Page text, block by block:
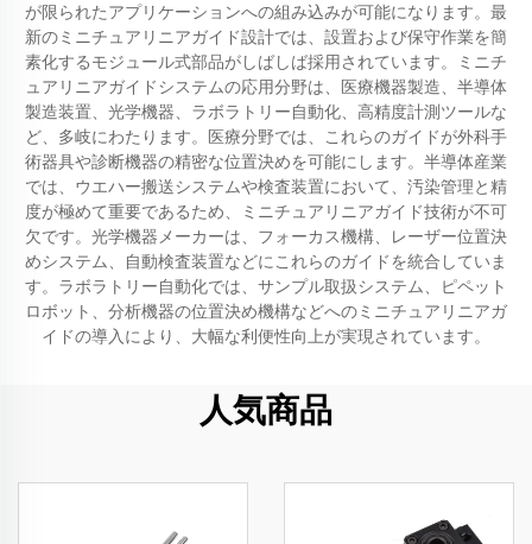
が限られたアプリケーションへの組み込みが可能になります。最
新のミニチュアリニアガイド設計では、設置および保守作業を簡
素化するモジュール式部品がしばしば採用されています。ミニチ
ュアリニアガイドシステムの応用分野は、医療機器製造、半導体
製造装置、光学機器、ラボラトリー自動化、高精度計測ツールな
ど、多岐にわたります。医療分野では、これらのガイドが外科手
術器具や診断機器の精密な位置決めを可能にします。半導体産業
では、ウエハー搬送システムや検査装置において、汚染管理と精
度が極めて重要であるため、ミニチュアリニアガイド技術が不可
欠です。光学機器メーカーは、フォーカス機構、レーザー位置決
めシステム、自動検査装置などにこれらのガイドを統合していま
す。ラボラトリー自動化では、サンプル取扱システム、ピペット
ロボット、分析機器の位置決め機構などへのミニチュアリニアガ
イドの導入により、大幅な利便性向上が実現されています。
人気商品